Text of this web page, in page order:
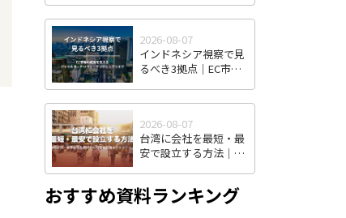
2026-08-07
インドネシア視察で見
るべき3拠点｜EC市場
2026-08-07
台湾に会社を最短・最
安で設立する方法｜株
まで全ステップ解説
おすすめ資料ランキング